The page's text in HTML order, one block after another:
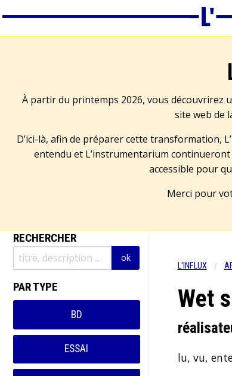
À partir du printemps 2026, vous découvrirez
site web de
D’ici-là, afin de préparer cette transformation,
entendu et L’instrumentarium continueront
accessible pour
Merci pour
RECHERCHER
PAR TYPE
BD
ESSAI
L'INFLUX
Wet
lu, vu,